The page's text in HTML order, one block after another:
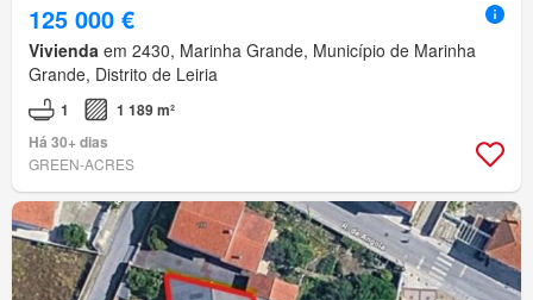
125 000 €
Vivienda em 2430, Marinha Grande, Município de Marinha
Grande, Distrito de Leiria
1
1 189 m²
Há 30+ dias
GREEN-ACRES